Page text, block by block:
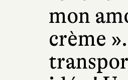
mon
crème